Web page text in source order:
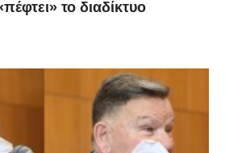
το διαδίκτυο